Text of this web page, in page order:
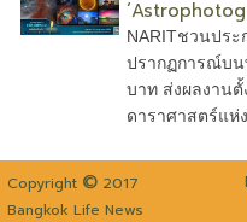
NARITชวนประ
ปรากฏการณ์บน
บาท ส่งผลงาน
ดาราศาสตร์แห่
Copyright © 2017
Bangkok Life News